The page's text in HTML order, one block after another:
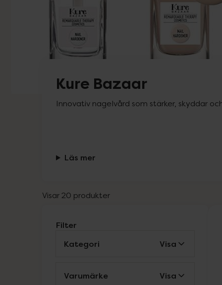
Kure Bazaar
Innovativ nagelvård som stärker, skyddar
Läs mer
Visar 20 produkter
Filter
Kategori
Visa
Varumärke Visa